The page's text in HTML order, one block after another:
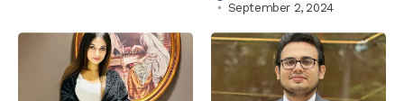
September 2, 2024